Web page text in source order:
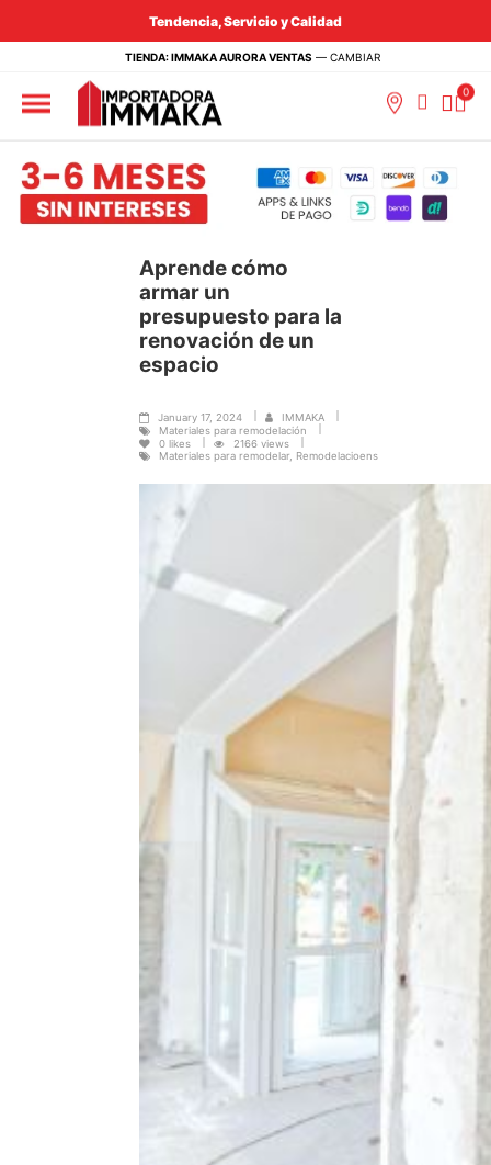
Tendencia, Servicio y Calidad
TIENDA: IMMAKA AURORA VENTAS — CAMBIAR
Aprende cómo
armar un
presupuesto para la
renovación de un
espacio
January 17, 2024
IMMAKA
Materiales para remodelación
0 likes
2166 views
Materiales para remodelar, Remodelacioens